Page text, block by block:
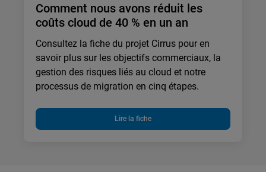
Comment nous avons réduit les
coûts cloud de 40 % en un an
Consultez la fiche du projet Cirrus pour en
savoir plus sur les objectifs commerciaux, la
gestion des risques liés au cloud et notre
processus de migration en cinq étapes.
Lire la fiche